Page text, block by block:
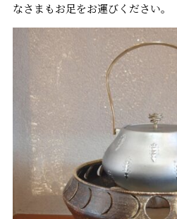
なさまもお足をお運びください。